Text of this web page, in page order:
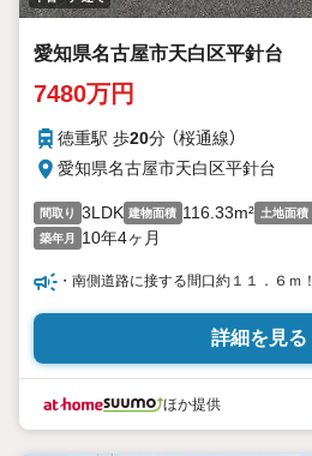
愛知県名古屋市天白区平針台
7480万円
徳重駅 歩20分 （桜通線）
愛知県名古屋市天白区平針台
間取り 3LDK 建物面積 116.33m² 土地面積
築年月 10年4ヶ月
・南側道路に接する間口約１１．６ｍ！
詳細を見る
ほか提供